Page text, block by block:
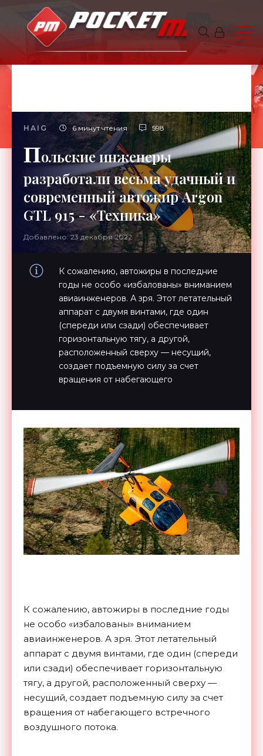
HAIG 6 минут чтения 598
Польские инженеры
разработали весьма удачный и
современный автожир Argon
GTL 915 - «Техника»
Добавлено: 23 декабря 2022
К сожалению, автожиры в последние
годы не особо «избалованы» вниманием
авиаинженеров. А зря. Этот летательный
аппарат с двумя винтами, где один
(спереди или сзади) обеспечивает
горизонтальную тягу, а другой,
расположенный сверху — несущий,
создает подъемную силу за счет
вращения от набегающего
К сожалению, автожиры в последние годы
не особо «избалованы» вниманием
авиаинженеров. А зря. Этот летательный
аппарат с двумя винтами, где один (спереди
или сзади) обеспечивает горизонтальную
тягу, а другой, расположенный сверху —
несущий, создает подъемную силу за счет
вращения от набегающего встречного
воздушного потока.